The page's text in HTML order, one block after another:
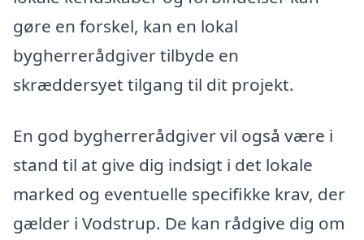
gøre en forskel, kan en lokal
bygherrerådgiver tilbyde en
skræddersyet tilgang til dit projekt.
En god bygherrerådgiver vil også være i
stand til at give dig indsigt i det lokale
marked og eventuelle specifikke krav, der
gælder i Vodstrup. De kan rådgive dig om